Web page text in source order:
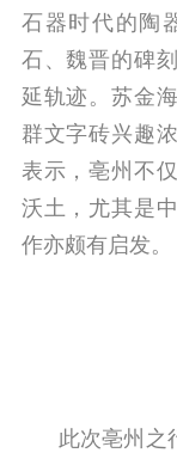
石器时代的陶
石、魏晋的碑
延轨迹。苏金
群文字砖兴趣
表示，亳州不
沃土，尤其是
作亦颇有启发。
此次亳州之行